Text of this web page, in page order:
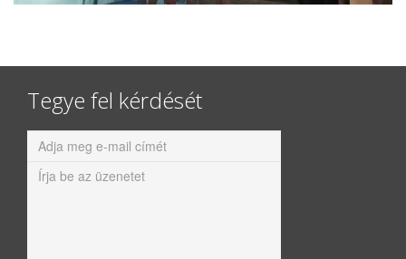
Tegye fel kérdését